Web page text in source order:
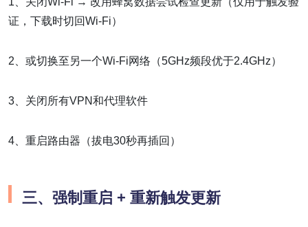
证，下载时切回Wi-Fi）
2、或切换至另一个Wi-Fi网络（5GHz频段优于2.4GHz）
3、关闭所有VPN和代理软件
4、重启路由器（拔电30秒再插回）
三、强制重启 + 重新触发更新